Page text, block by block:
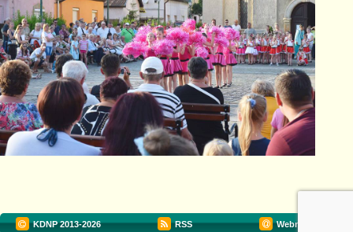
KDNP2013-2026 RSS Webmester